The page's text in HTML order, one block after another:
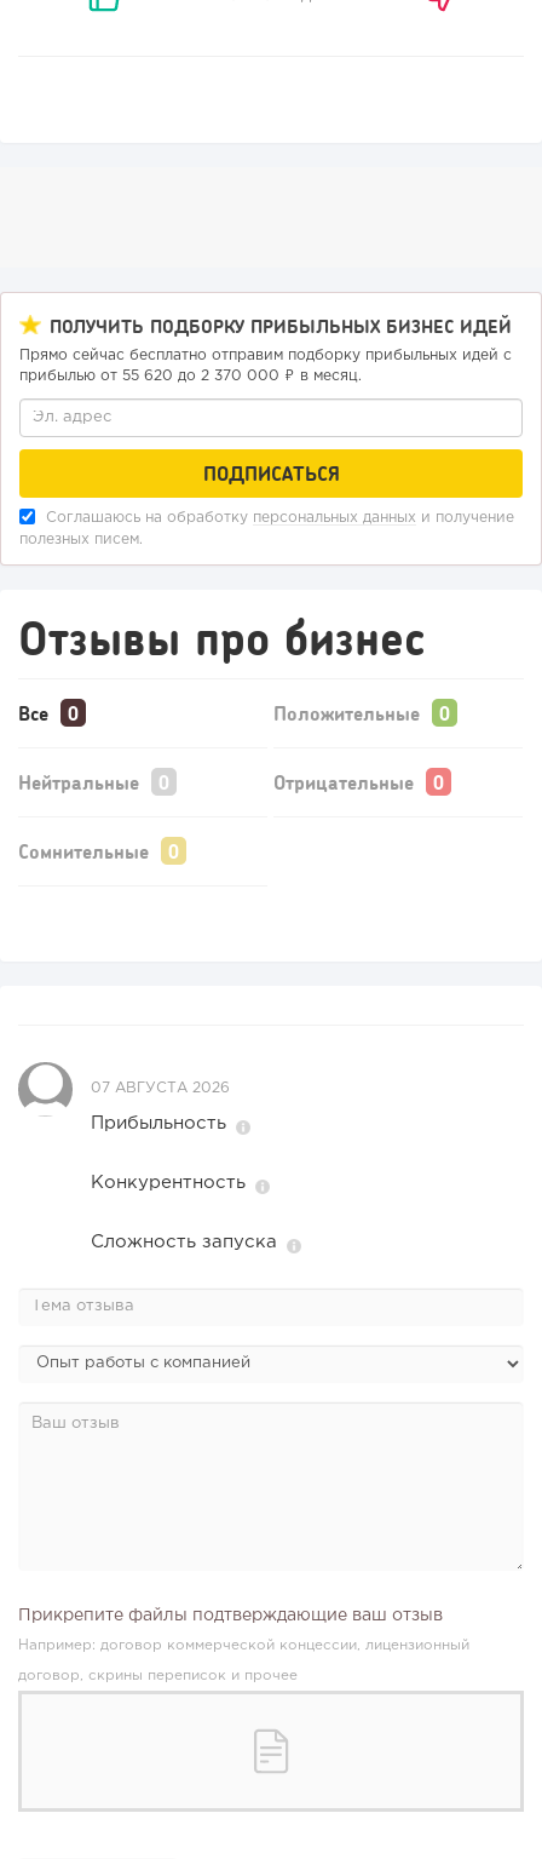
Coffee Way приступил к масштабированию собственной
модели производства...
121
Отзыв SSL-сертификатов у банков: как это влияет на
ПОЛУЧИТЬ ПОДБОРКУ ПРИБЫЛЬНЫХ БИЗНЕС ИДЕЙ
Прямо сейчас бесплатно отправим подборку прибыльных идей с
прибылью от 55 620 до 2 370 000 ₽ в месяц.
Соглашаюсь на обработку персональных данных и получение
полезных писем.
Отзывы про бизнес
Все Положительные
Нейтральные Отрицательные
Сомнительные
07 АВГУСТА 2026
Прибыльность
Конкурентность
Сложность запуска
Прикрепите файлы подтверждающие ваш отзыв
Например: договор коммерческой концессии, лицензионный
договор, скрины переписок и прочее